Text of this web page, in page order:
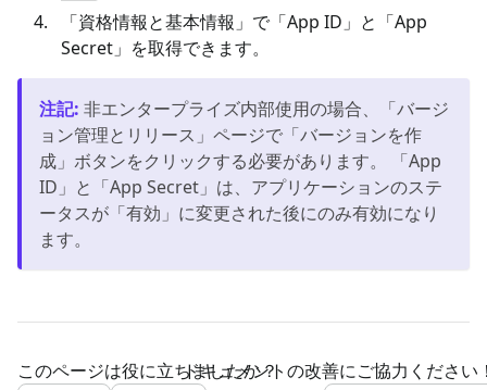
「資格情報と基本情報」で「App ID」と「App
Secret」を取得できます。
注記: 非エンタープライズ内部使用の場合、「バージ
ョン管理とリリース」ページで「バージョンを作
成」ボタンをクリックする必要があります。 「App
ID」と「App Secret」は、アプリケーションのステ
ータスが「有効」に変更された後にのみ有効になり
ます。
このページは役に立ちましたか？ドキュメントの改善にご協力ください